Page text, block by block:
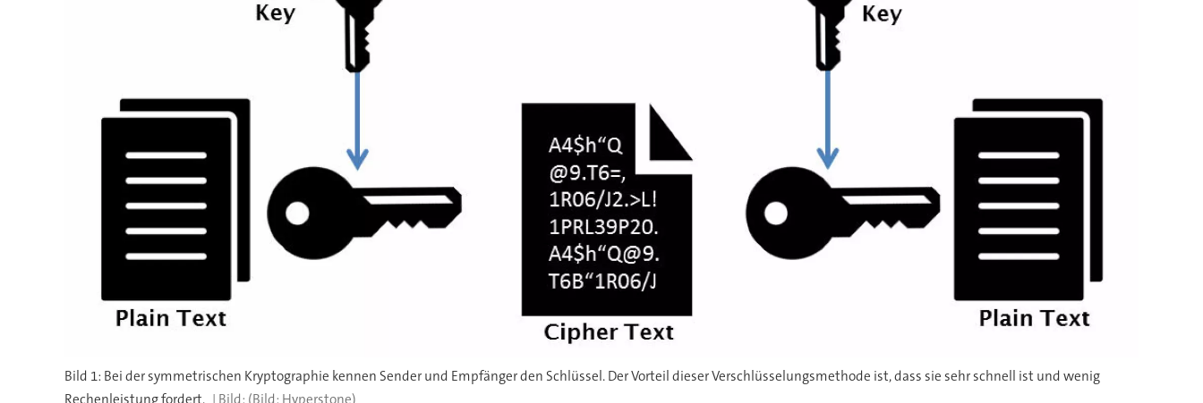
Bild 1: Bei der symmetrischen Kryptographie kennen Sender und Empfänger den Schlüssel. Der Vorteil dieser Verschlüsselungsmethode ist, dass sie sehr schnell ist und wenig